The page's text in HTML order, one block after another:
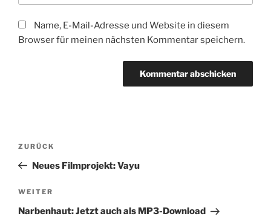
Name, E-Mail-Adresse und Website in diesem
Browser für meinen nächsten Kommentar speichern.
Beitragsnavigation
Vorheriger
Beitrag
ZURÜCK
Neues Filmprojekt: Vayu
Nächster
Beitrag
WEITER
Narbenhaut: Jetzt auch als MP3-Download